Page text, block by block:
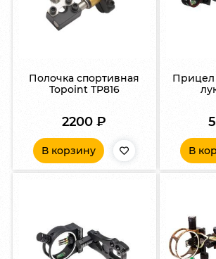
Полочка спортивная
Topoint TP816
2200₽
В корзину
Прицел
В